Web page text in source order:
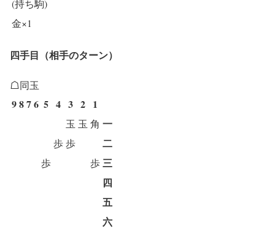
(持ち駒)
金×1
四手目（相手のターン）
☖同玉
9876 5 4 3 2 1
玉 玉 角 一
歩歩 二
歩 歩三
四
五
六